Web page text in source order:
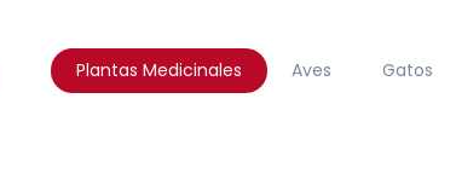
Plantas Medicinales Aves Gatos